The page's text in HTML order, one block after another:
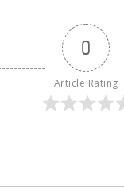
0
Article Rating